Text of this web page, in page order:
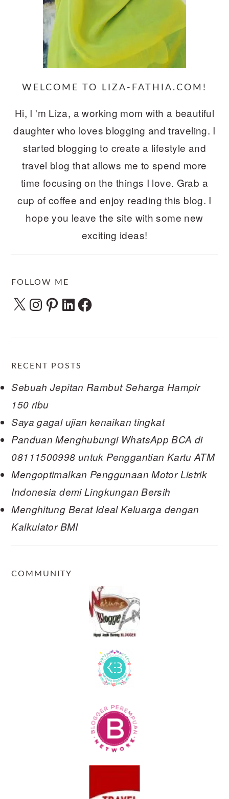
WELCOME TO LIZA-FATHIA.COM!
Hi, I 'm Liza, a working mom with a beautiful
daughter who loves blogging and traveling. I
started blogging to create a lifestyle and
travel blog that allows me to spend more
time focusing on the things I love. Grab a
cup of coffee and enjoy reading this blog. I
hope you leave the site with some new
exciting ideas!
FOLLOW ME
X Instagram
Pinterest
LinkedInFacebook
RECENT POSTS
Sebuah Jepitan Rambut Seharga Hampir
150 ribu
Saya gagal ujian kenaikan tingkat
Panduan Menghubungi WhatsApp BCA di
08111500998 untuk Penggantian Kartu ATM
Mengoptimalkan Penggunaan Motor Listrik
Indonesia demi Lingkungan Bersih
Menghitung Berat Ideal Keluarga dengan
Kalkulator BMI
COMMUNITY